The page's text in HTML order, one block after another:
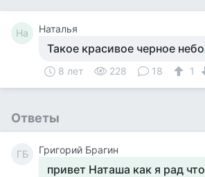
На Наталья
Такое красивое черное небо
8 лет 228 18 1
Ответы
ГБ Григорий Брагин
привет Наташа как я рад